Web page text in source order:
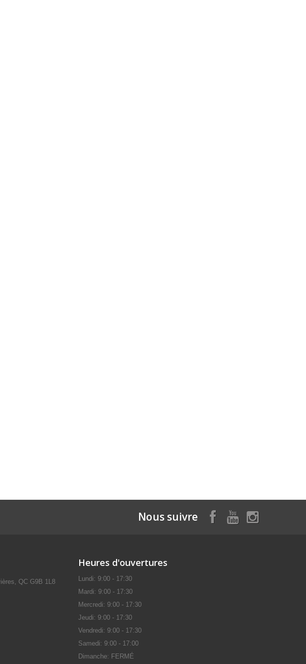
Nous suivre
QC G9B 1L8
Heures d'ouvertures
Lundi: 9:00 - 17:30
Mardi: 9:00 - 17:30
Mercredi: 9:00 - 17:30
Jeudi: 9:00 - 17:30
Vendredi: 9:00 - 17:30
Samedi: 9:00 - 17:00
Dimanche: FERMÉ